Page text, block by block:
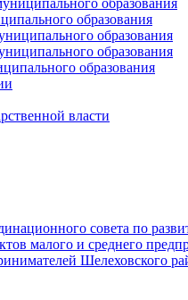
образования
образования
образования
образования
власти
совета по
малого и среднего
Шелеховского